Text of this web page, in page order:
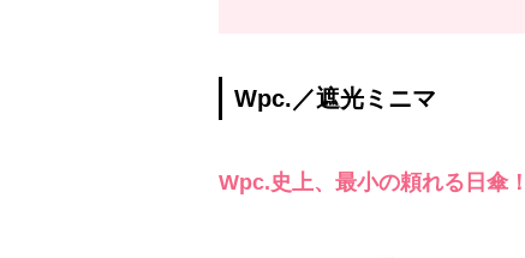
Wpc.／遮光ミニマ
Wpc.史上、最小の頼れる日傘！